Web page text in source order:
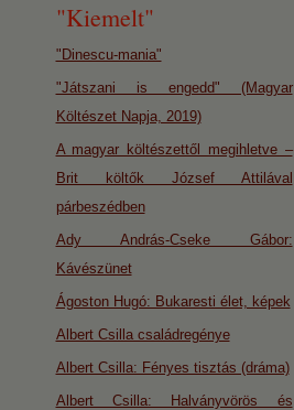
"Kiemelt"
"Dinescu-mania"
"Játszani is engedd" (Magyar
Költészet Napja, 2019)
A magyar költészettől megihletve –
Brit költők József Attilával
párbeszédben
Ady András-Cseke Gábor:
Kávészünet
Ágoston Hugó: Bukaresti élet, képek
Albert Csilla családregénye
Albert Csilla: Fényes tisztás (dráma)
Albert Csilla: Halványvörös és